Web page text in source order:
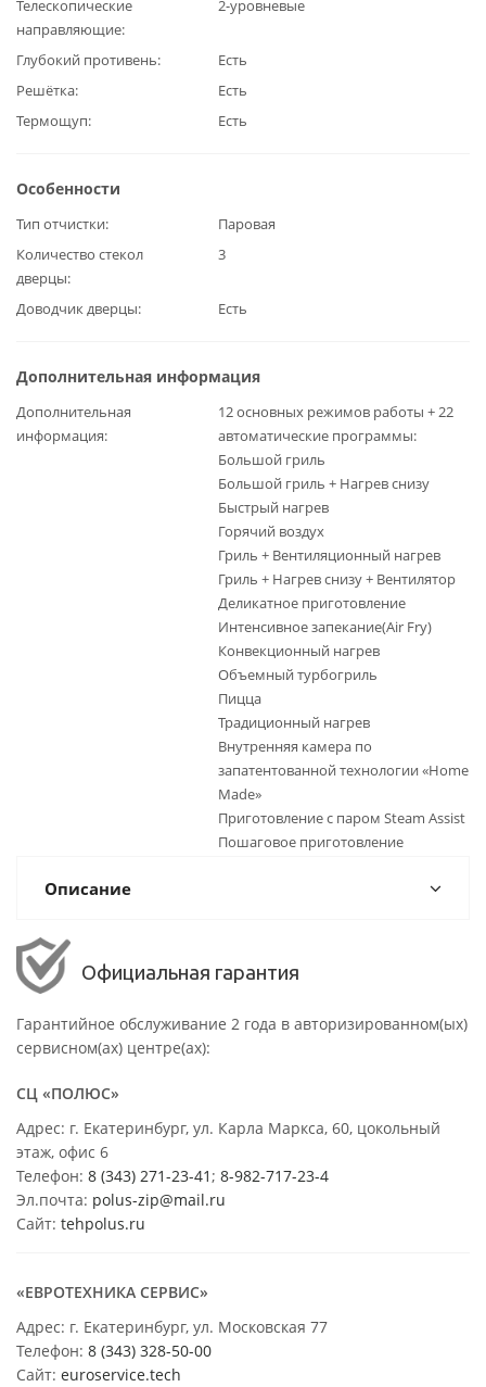
Телескопические
направляющие
2-уровневые
Глубокий противень
Есть
Решётка
Есть
Термощуп
Есть
Особенности
Тип отчистки
Паровая
Количество стекол
дверцы
3
Доводчик дверцы Есть
Дополнительная информация
Дополнительная
информация
12 основных режимов работы + 22
автоматические программы:
Большой гриль
Большой гриль + Нагрев снизу
Быстрый нагрев
Горячий воздух
Гриль + Вентиляционный нагрев
Гриль + Нагрев снизу + Вентилятор
Деликатное приготовление
Интенсивное запекание(Air Fry)
Конвекционный нагрев
Объемный турбогриль
Пицца
Традиционный нагрев
Внутренняя камера по
запатентованной технологии «Home
Made»
Приготовление с паром Steam Assist
Пошаговое приготовление
Описание
Официальная гарантия
Гарантийное обслуживание 2 года в авторизированном(ых)
сервисном(ах) центре(ах):
СЦ «ПОЛЮС»
Адрес: г. Екатеринбург, ул. Карла Маркса, 60, цокольный
этаж, офис 6
Телефон: 8 (343) 271-23-41 ; 8-982-717-23-4
Эл.почта: polus-zip@mail.ru
Сайт: tehpolus.ru
«ЕВРОТЕХНИКА СЕРВИС»
Адрес: г. Екатеринбург, ул. Московская 77
Телефон: 8 (343) 328-50-00
Сайт: euroservice.tech